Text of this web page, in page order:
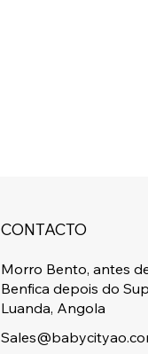
CONTACTO
Morro Bento, antes
Benfica depois do
Luanda, Angola